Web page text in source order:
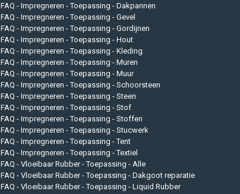
FAQ - Impregneren - Toepassing - Dakpannen
FAQ - Impregneren - Toepassing - Gevel
FAQ - Impregneren - Toepassing - Gordijnen
FAQ - Impregneren - Toepassing - Hout
FAQ - Impregneren - Toepassing - Kleding
FAQ - Impregneren - Toepassing - Muren
FAQ - Impregneren - Toepassing - Muur
FAQ - Impregneren - Toepassing - Schoorsteen
FAQ - Impregneren - Toepassing - Steen
FAQ - Impregneren - Toepassing - Stof
FAQ - Impregneren - Toepassing - Stoffen
FAQ - Impregneren - Toepassing - Stucwerk
FAQ - Impregneren - Toepassing - Tent
FAQ - Impregneren - Toepassing - Textiel
FAQ - Vloeibaar Rubber - Toepassing - Alle
FAQ - Vloeibaar Rubber - Toepassing - Dakgoot reparatie
FAQ - Vloeibaar Rubber - Toepassing - Liquid Rubber